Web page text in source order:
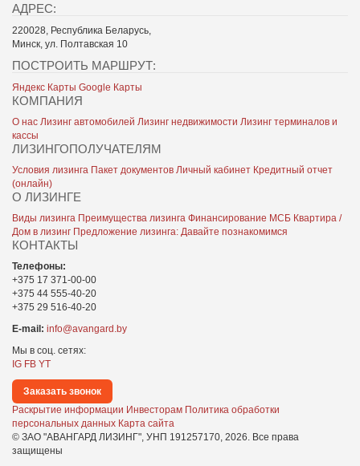
АДРЕС:
220028, Республика Беларусь,
Минск, ул. Полтавская 10
ПОСТРОИТЬ МАРШРУТ:
Яндекс Карты Google Карты
КОМПАНИЯ
О нас Лизинг автомобилей Лизинг недвижимости Лизинг терминалов и
кассы
ЛИЗИНГОПОЛУЧАТЕЛЯМ
Условия лизинга Пакет документов Личный кабинет Кредитный отчет
(онлайн)
О ЛИЗИНГЕ
Виды лизинга Преимущества лизинга Финансирование МСБ Квартира /
Дом в лизинг Предложение лизинга: Давайте познакомимся
КОНТАКТЫ
Телефоны:
+375 17 371-00-00
+375 44 555-40-20
+375 29 516-40-20
E-mail: info@avangard.by
Мы в соц. сетях:
IG FB YT
Заказать звонок
Раскрытие информации Инвесторам Политика обработки
персональных данных Карта сайта
© ЗАО "АВАНГАРД ЛИЗИНГ", УНП 191257170, 2026. Все права
защищены